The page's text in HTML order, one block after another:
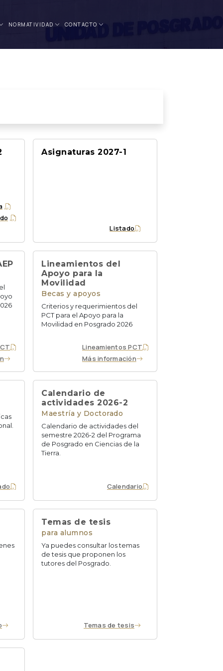
NORM ATIVIDAD CONTACTO
Asignaturas 2027-1
Listado
Lineamientos del
Apoyo para la
Movilidad
Becas y apoyos
Criterios y requerimientos del
PCT para el Apoyo para la
Movilidad en Posgrado 2026
Lineamientos PCT
Más información
Calendario de
actividades 2026-2
Maestría y Doctorado
Calendario de actividades del
semestre 2026-2 del Programa
de Posgrado en Ciencias de la
Tierra.
Calendario
Temas de tesis
para alumnos
Ya puedes consultar los temas
de tesis que proponen los
tutores del Posgrado.
Temas de tesis